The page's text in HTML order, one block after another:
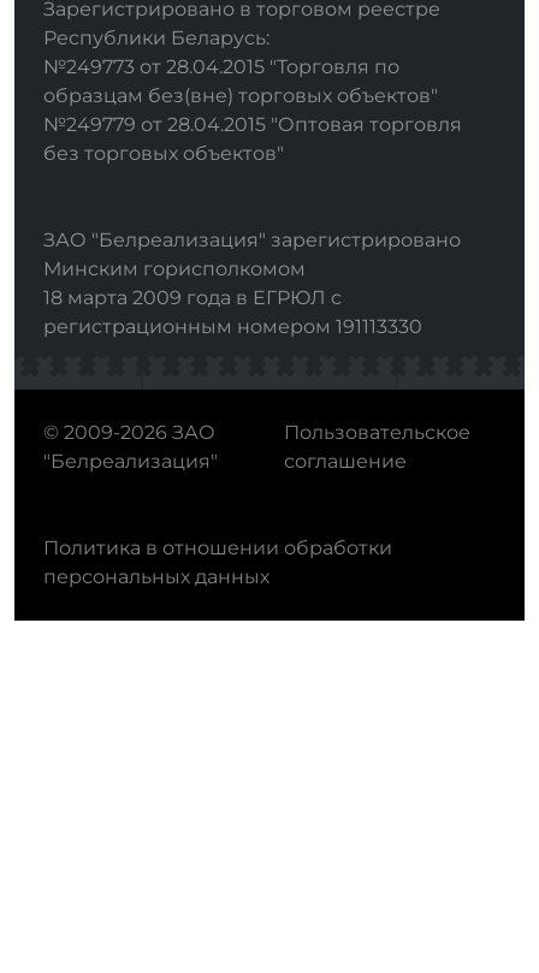
Зарегистрировано в торговом реестре
Республики Беларусь:
№249773 от 28.04.2015 "Торговля по
образцам без(вне) торговых объектов"
№249779 от 28.04.2015 "Оптовая торговля
без торговых объектов"
ЗАО "Белреализация" зарегистрировано
Минским горисполкомом
18 марта 2009 года в ЕГРЮЛ с
регистрационным номером 191113330
© 2009-2026 ЗАО
"Белреализация"
Пользовательское
соглашение
Политика в отношении обработки
персональных данных